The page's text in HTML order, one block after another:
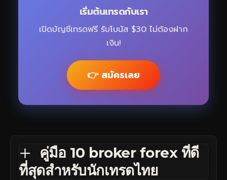
เริ่มต้นเทรดกับเรา
เปิดบัญชีเทรดฟรี รับโบนัส $30 ไม่ต้องฝาก
เงิน!
👉 สมัครเลย
คู่มือ 10 broker forex ที่ดี
ที่สุดสำหรับนักเทรดไทย